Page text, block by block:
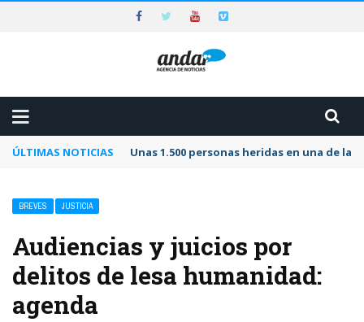
ÚLTIMAS NOTICIAS Unas 1.500 personas heridas en una de
BREVES JUSTICIA
Audiencias y juicios por
delitos de lesa humanidad:
agenda